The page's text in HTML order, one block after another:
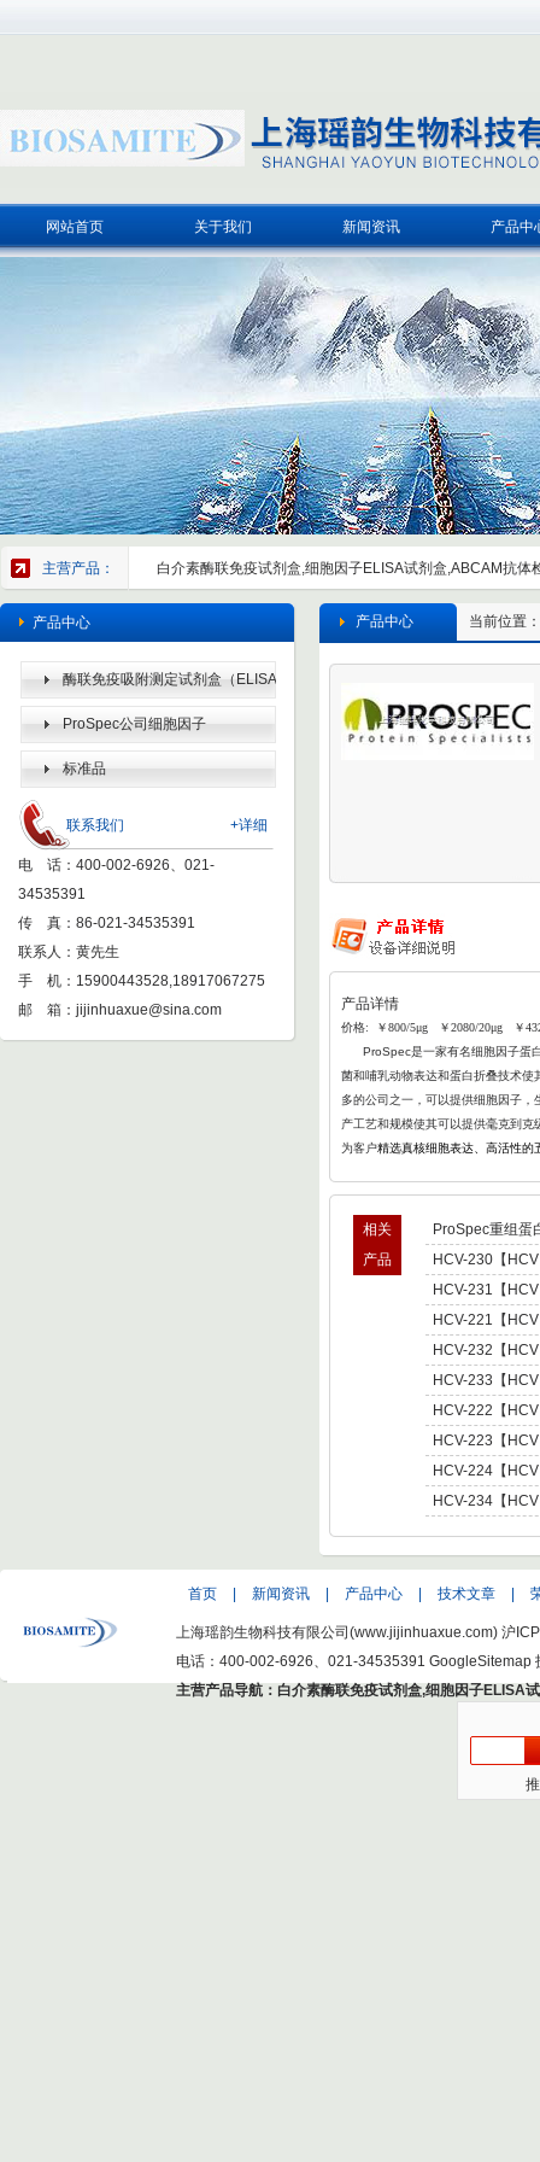
网站首页 关于我们 新闻资讯 产品中
主营产品： 白介素酶联免疫试剂盒,细胞因子ELISA试剂盒,ABCAM抗体
产品中心
酶联免疫吸附测定试剂盒（ELISA
KIT） ProSpec公司细胞因子
标准品
+详细
联系我们
电 话：400-002-6926、021-
34535391
传 真：86-021-34535391
联系人：黄先生
手 机：15900443528,18917067275
邮 箱： jijinhuaxue@sina.com
当前位置：
产品中心
产品详情
价格: ￥800/5μg ￥2080/20μg ￥
ProSpec是一家有名细胞因子蛋
菌和哺乳动物表达和蛋白折叠技术使
多的公司之一，可以提供细胞因子
产工艺和规模使其可以提供毫克到
为客户精选真核细胞表达、高活性的
相关
产品
ProSpec重组蛋
HCV-230【
型肝炎病毒
Hepatitis C
HCV-231【
型肝炎病毒
Hepatitis C
HCV-221【
肝炎病毒NS5,
C Virus NS5
HCV-232【
型肝炎病毒
Hepatitis C
HCV-233【
型肝炎病毒
Hepatitis C
HCV-222【
肝炎病毒NS5,
C Virus NS5
HCV-223【
肝炎病毒NS5,
C Virus NS5
HCV-224【
肝炎病毒NS5,
HCV-234【
Hepatitis C Virus
首页 新闻资讯 产品中心 技术文章
上海瑶韵生物科技有限公司(www.jijinhuaxue.com) 沪
电话：400-002-6926、021-34535391 GoogleSitemap
主营产品导航： 白介素酶联免疫试剂盒,细胞因子ELISA